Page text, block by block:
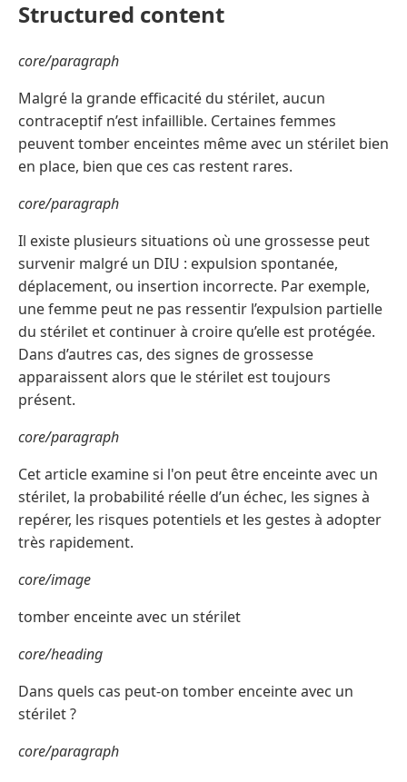
Structured content
core/paragraph
Malgré la grande efficacité du stérilet, aucun
contraceptif n’est infaillible. Certaines femmes
peuvent tomber enceintes même avec un stérilet bien
en place, bien que ces cas restent rares.
core/paragraph
Il existe plusieurs situations où une grossesse peut
survenir malgré un DIU : expulsion spontanée,
déplacement, ou insertion incorrecte. Par exemple,
une femme peut ne pas ressentir l’expulsion partielle
du stérilet et continuer à croire qu’elle est protégée.
Dans d’autres cas, des signes de grossesse
apparaissent alors que le stérilet est toujours
présent.
core/paragraph
Cet article examine si l'on peut être enceinte avec un
stérilet, la probabilité réelle d’un échec, les signes à
repérer, les risques potentiels et les gestes à adopter
très rapidement.
core/image
tomber enceinte avec un stérilet
core/heading
Dans quels cas peut-on tomber enceinte avec un
stérilet ?
core/paragraph